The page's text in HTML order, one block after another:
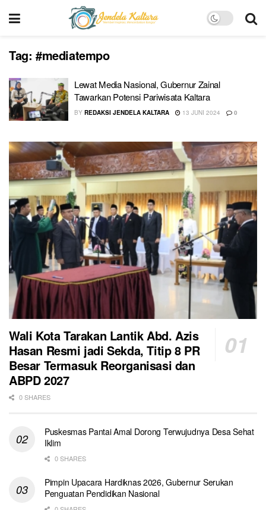
Tag: #mediatempo
Lewat Media Nasional, Gubernur Zainal
Tawarkan Potensi Pariwisata Kaltara
BY REDAKSI JENDELA KALTARA 13 JUNI 2024 0
Wali Kota Tarakan Lantik Abd. Azis
Hasan Resmi jadi Sekda, Titip 8 PR
Besar Termasuk Reorganisasi dan
ABPD 2027
0 SHARES
Puskesmas Pantai Amal Dorong Terwujudnya Desa Sehat
Iklim
0 SHARES
Pimpin Upacara Hardiknas 2026, Gubernur Serukan
Penguatan Pendidikan Nasional